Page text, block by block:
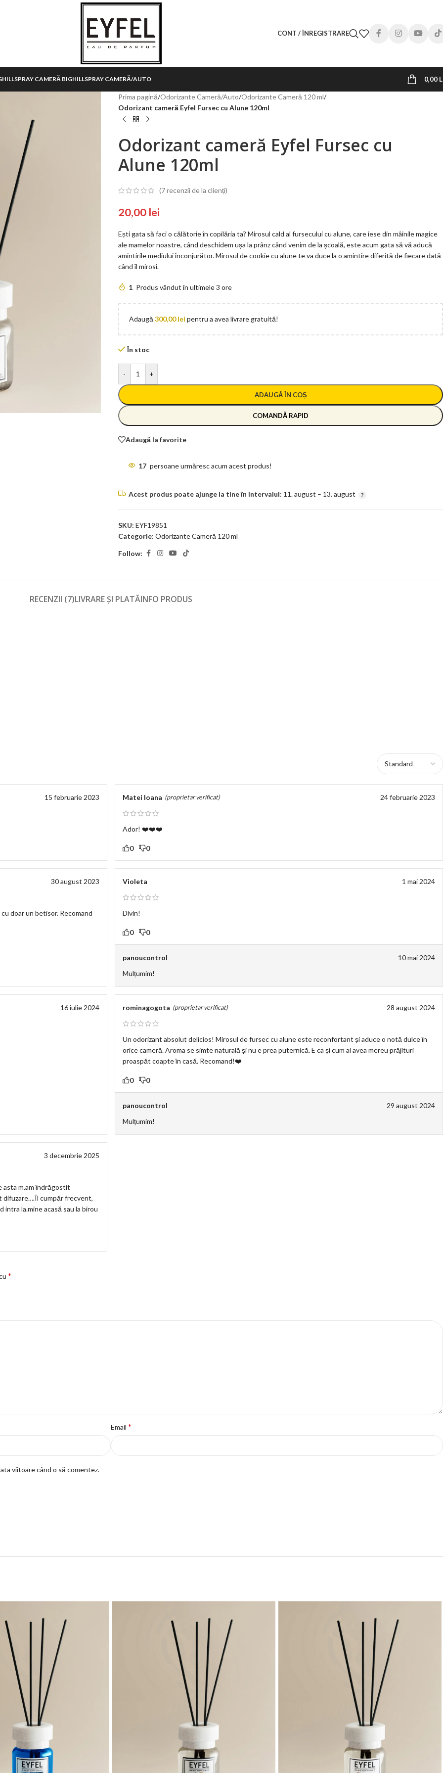
CONT / ÎNREGISTRARE
SPRAY CAMERĂ BIGHILLSPRAY CAMERĂ/AUTO 0,00
Prima pagină/Odorizante Cameră/Auto/Odorizante Cameră 120 ml/
Odorizant cameră Eyfel Fursec cu Alune 120ml
Odorizant cameră Eyfel Fursec cu
Alune 120ml
(7recenzii de la clienți)
20,00 lei
Ești gata să faci o călătorie în copilăria ta? Mirosul cald al fursecului cu alune, care iese din mâinile magice
ale mamelor noastre, când deschidem ușa la prânz când venim de la școală, este acum gata să vă aducă
amintirile mediului înconjurător. Mirosul de cookie cu alune te va duce la o amintire diferită de fiecare dată
când îl mirosi.
1 Produs vândut în ultimele 3 ore
Adaugă300,00lei pentru a avea livrare gratuită!
În stoc
- +
ADAUGĂ ÎN COȘ
COMANDĂ RAPID
Adaugă la favorite
17 persoane urmăresc acum acest produs!
Acest produs poate ajunge la tine în intervalul: 11. august – 13. august
SKU: EYF19851
Categorie: Odorizante Cameră 120 ml
Follow:
RECENZII (7)LIVRARE ȘI PLATĂINFO PRODUS
15 februarie 2023 Matei Ioana (proprietar verificat) 24 februarie 2023
Ador! ❤️❤️❤️
0 0
30 august 2023
doar un betisor. Recomand
Violeta 1 mai 2024
Divin!
0 0
panoucontrol
10 mai 2024
Mulțumim!
16 iulie 2024 rominagogota (proprietar verificat) 28 august 2024
Un odorizant absolut delicios! Mirosul de fursec cu alune este reconfortant și aduce o notă dulce în
orice cameră. Aroma se simte naturală și nu e prea puternică. E ca și cum ai avea mereu prăjituri
proaspăt coapte în casă. Recomand!❤️
0 0
panoucontrol
29 august 2024
Mulțumim!
3 decembrie 2025
asta m.am îndrăgostit
difuzare….Îl cumpăr frecvent,
intra la.mine acasă sau la birou
*
Email *
viitoare când o să comentez.